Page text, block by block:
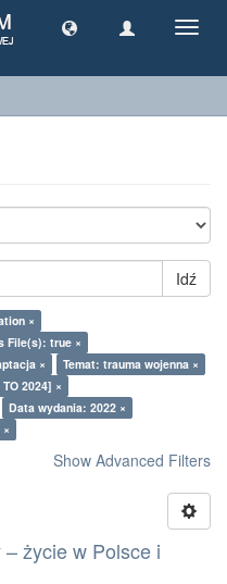
Idź
×
File(s): true ×
×
Temat: trauma wojenna ×
2024] ×
Data wydania: 2022 ×
Show Advanced Filters
życie w Polsce i